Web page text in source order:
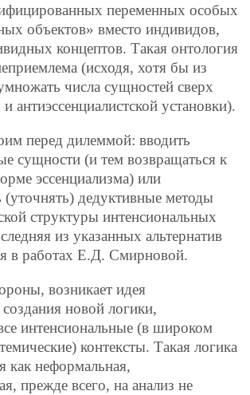
переменных особых
объектов» вместо индивидов,
концептов. Такая онтология
(исходя, хотя бы из
числа сущностей сверх
антиэссенциалистской установки).
перед дилеммой: вводить
сущности (и тем возвращаться к
эссенциализма) или
(уточнять) дедуктивные методы
структуры интенсиональных
из указанных альтернатив
в работах Е.Д. Смирновой.
возникает идея
новой логики,
интенсиональные (в широком
контексты. Такая логика
как неформальная,
прежде всего, на анализ не